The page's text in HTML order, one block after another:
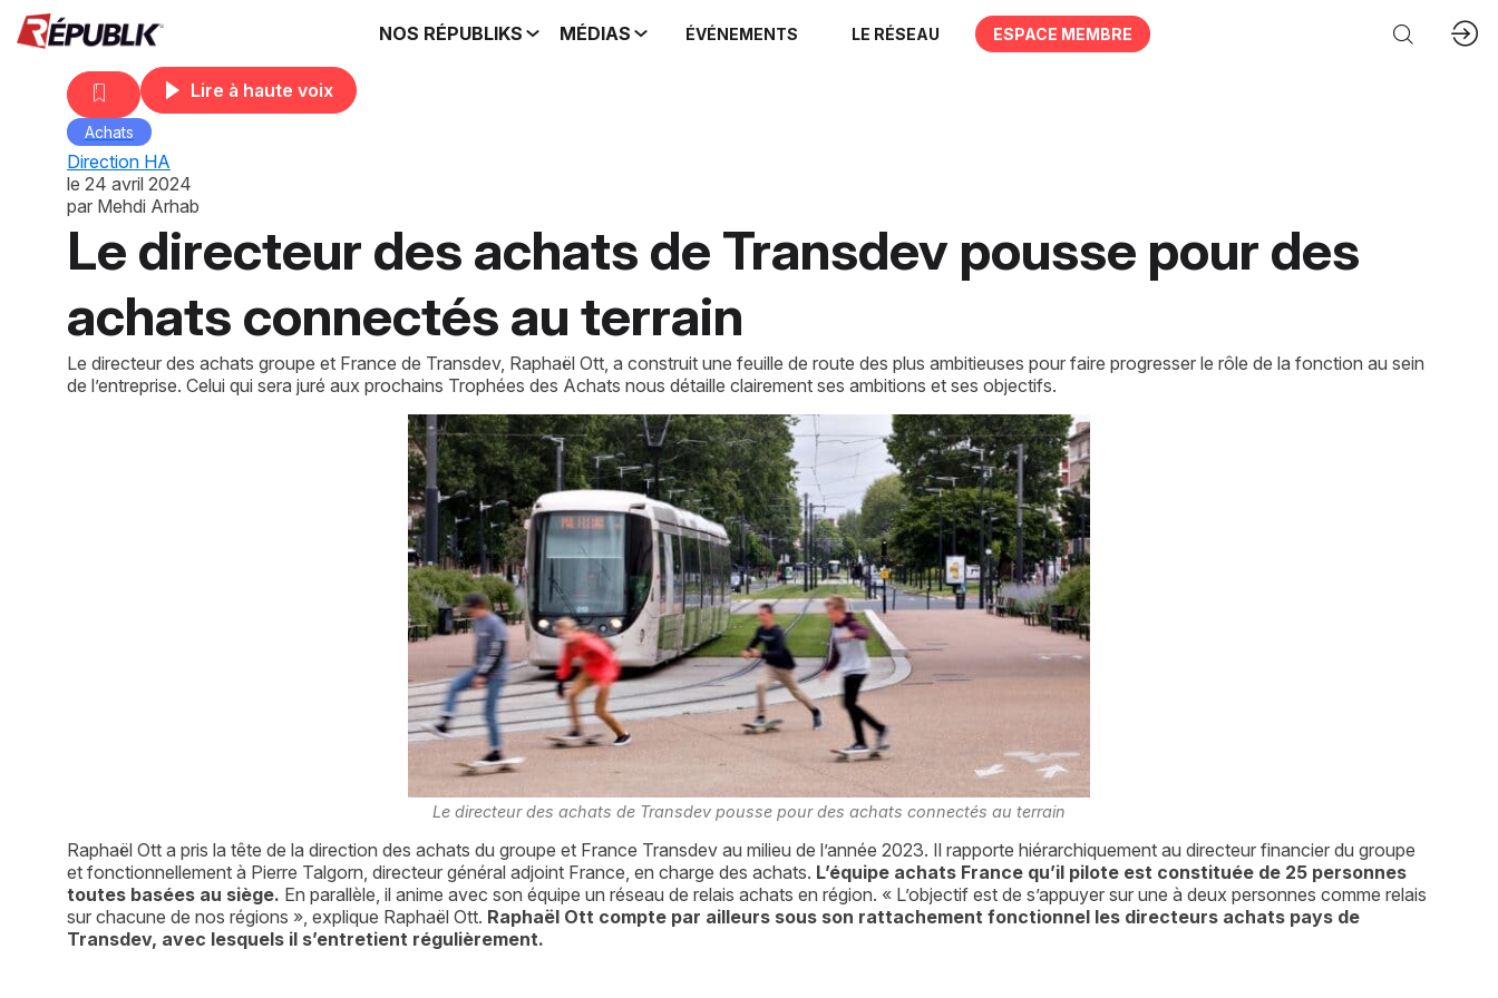
NOS RÉPUBLIKS MÉDIAS ÉVÉNEMENTS LE RÉSEAU ESPACE MEMBRE
Lire à haute voix
Achats
Direction HA
le 24 avril 2024
par Mehdi Arhab
Le directeur des achats de Transdev pousse pour des
achats connectés au terrain
Le directeur des achats groupe et France de Transdev, Raphaël Ott, a construit une feuille de route des plus ambitieuses pour faire progresser le rôle de la fonction au sein
de l’entreprise. Celui qui sera juré aux prochains Trophées des Achats nous détaille clairement ses ambitions et ses objectifs.
Le directeur des achats de Transdev pousse pour des achats connectés au terrain
Raphaël Ott a pris la tête de la direction des achats du groupe et France Transdev au milieu de l’année 2023. Il rapporte hiérarchiquement au directeur financier du groupe
et fonctionnellement à Pierre Talgorn, directeur général adjoint France, en charge des achats. L’équipe achats France qu’il pilote est constituée de 25 personnes
toutes basées au siège. En parallèle, il anime avec son équipe un réseau de relais achats en région. « L’objectif est de s’appuyer sur une à deux personnes comme relais
sur chacune de nos régions », explique Raphaël Ott. Raphaël Ott compte par ailleurs sous son rattachement fonctionnel les directeurs achats pays de
Transdev, avec lesquels il s’entretient régulièrement.